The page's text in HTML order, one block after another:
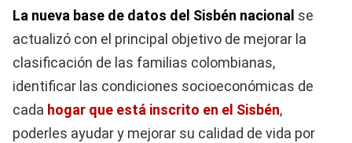
La nueva base de datos del Sisbén nacional se
actualizó con el principal objetivo de mejorar la
clasificación de las familias colombianas,
identificar las condiciones socioeconómicas de
cada hogar que está inscrito en el Sisbén,
poderles ayudar y mejorar su calidad de vida por